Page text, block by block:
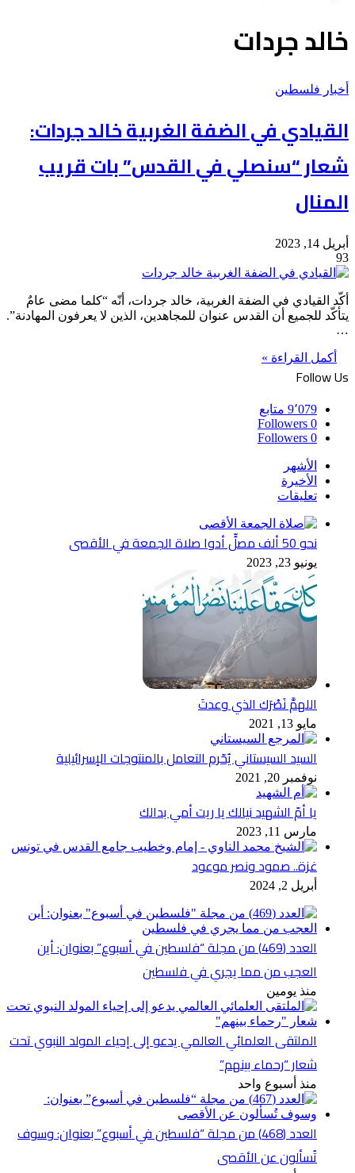
خالد جردات
أخبار فلسطين
القيادي في الضفة الغربية خالد جردات:
شعار “سنصلي في القدس” بات قريب
المنال
أبريل 14, 2023
93
أكّد القيادي في الضفة الغربية، خالد جردات، أنّه “كلما مضى عامٌ
يتأكّد للجميع أن القدس عنوان للمجاهدين، الذين لا يعرفون المهادنة”.
…
أكمل القراءة »
Follow Us
9٬079 متابع
0
Followers
0
Followers
الأشهر
الأخيرة
تعليقات
نحو 50 ألف مصلٍّ أدوا صلاة الجمعة في الأقصى
يونيو 23, 2023
اللهمَّ نَصْرَك الذي وعدتَ
مايو 13, 2021
السيد السيستاني يُحّرم التعامل بالمنتوجات الإسرائيلية
نوفمبر 20, 2021
يا أمّ الشهيد نيالك يا ريت أمي بدالك
مارس 11, 2023
غزة.. صمود ونصر موعود
أبريل 2, 2024
العدد (469) من مجلة “فلسطين في أسبوع” بعنوان: أين
العجب من مما يجري في فلسطين
منذ يومين
الملتقى العلمائي العالمي يدعو إلى إحياء المولد النبوي تحت
شعار “رحماء بينهم”
منذ أسبوع واحد
العدد (468) من مجلة “فلسطين في أسبوع” بعنوان: وسوف
تُسألون عن الأقصى